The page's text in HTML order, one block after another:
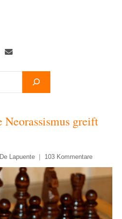
Newsletter
greift
Lapuente 103 Kommentare